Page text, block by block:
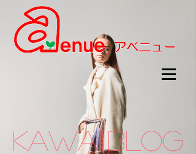
kawaii.BLOG